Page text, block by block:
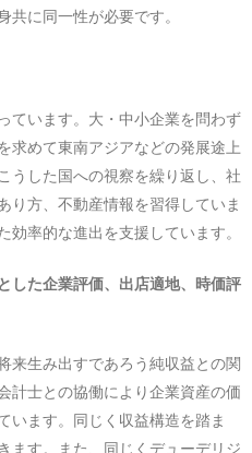
に同一性が必要です。
ています。大・中小企業を問わず
求めて東南アジアなどの発展途上
うした国への視察を繰り返し、社
り方、不動産情報を習得していま
率的な進出を支援しています。
した企業評価、出店適地、時価評
来生み出すであろう純収益との関
計士との協働により企業資産の価
います。同じく収益構造を踏ま
ます。また、同じくデューデリジ